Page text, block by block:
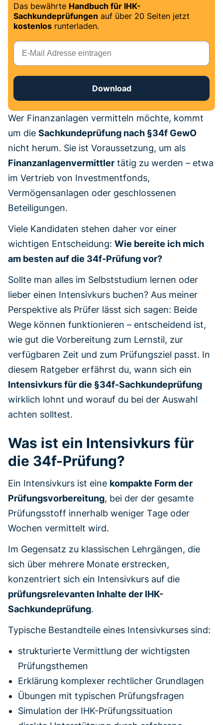
Das bewährte Handbuch für IHK-
Sachkundeprüfungen auf über 20 Seiten jetzt
kostenlos runterladen.
E-Mail
Download
Wer Finanzanlagen vermitteln möchte, kommt
um die Sachkundeprüfung nach §34f GewO
nicht herum. Sie ist Voraussetzung, um als
Finanzanlagenvermittler tätig zu werden – etwa
im Vertrieb von Investmentfonds,
Vermögensanlagen oder geschlossenen
Beteiligungen.
Viele Kandidaten stehen daher vor einer
wichtigen Entscheidung: Wie bereite ich mich
am besten auf die 34f-Prüfung vor?
Sollte man alles im Selbststudium lernen oder
lieber einen Intensivkurs buchen? Aus meiner
Perspektive als Prüfer lässt sich sagen: Beide
Wege können funktionieren – entscheidend ist,
wie gut die Vorbereitung zum Lernstil, zur
verfügbaren Zeit und zum Prüfungsziel passt. In
diesem Ratgeber erfährst du, wann sich ein
Intensivkurs für die §34f-Sachkundeprüfung
wirklich lohnt und worauf du bei der Auswahl
achten solltest.
Was ist ein Intensivkurs für
die 34f-Prüfung?
Ein Intensivkurs ist eine kompakte Form der
Prüfungsvorbereitung, bei der der gesamte
Prüfungsstoff innerhalb weniger Tage oder
Wochen vermittelt wird.
Im Gegensatz zu klassischen Lehrgängen, die
sich über mehrere Monate erstrecken,
konzentriert sich ein Intensivkurs auf die
prüfungsrelevanten Inhalte der IHK-
Sachkundeprüfung.
Typische Bestandteile eines Intensivkurses sind:
strukturierte Vermittlung der wichtigsten
Prüfungsthemen
Erklärung komplexer rechtlicher Grundlagen
Übungen mit typischen Prüfungsfragen
Simulation der IHK-Prüfungssituation